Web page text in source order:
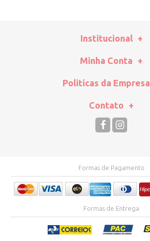
Institucional
Minha Conta
Politicas da Empresa
Contato
Formas de Pagamento
Formas de Entrega